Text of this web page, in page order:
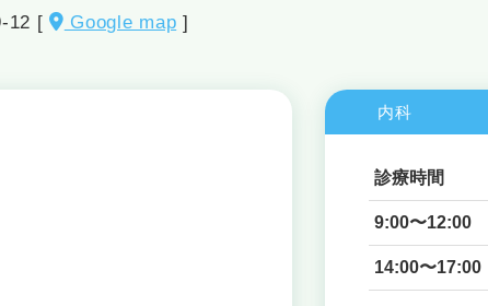
12 [ Google map ]
内科
診療時間
9:00〜12:00
14:00〜17:00